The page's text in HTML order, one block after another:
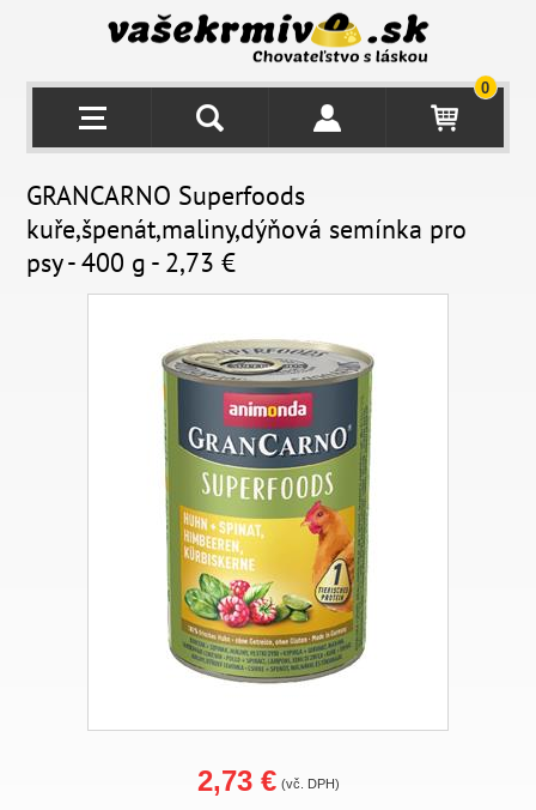
0
GRANCARNO Superfoods
kuře,špenát,maliny,dýňová semínka pro
psy - 400 g - 2,73 €
2,73 € (vč. DPH)